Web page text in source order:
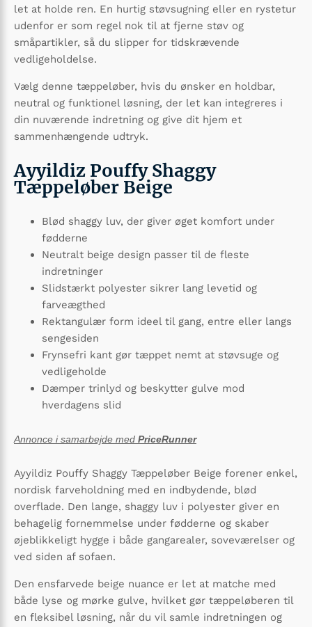
let at holde ren. En hurtig støvsugning eller en rystetur
udenfor er som regel nok til at fjerne støv og
småpartikler, så du slipper for tidskrævende
vedligeholdelse.
Vælg denne tæppeløber, hvis du ønsker en holdbar,
neutral og funktionel løsning, der let kan integreres i
din nuværende indretning og give dit hjem et
sammenhængende udtryk.
Ayyildiz Pouffy Shaggy
Tæppeløber Beige
Blød shaggy luv, der giver øget komfort under
fødderne
Neutralt beige design passer til de fleste
indretninger
Slidstærkt polyester sikrer lang levetid og
farveægthed
Rektangulær form ideel til gang, entre eller langs
sengesiden
Frynsefri kant gør tæppet nemt at støvsuge og
vedligeholde
Dæmper trinlyd og beskytter gulve mod
hverdagens slid
Annonce i samarbejde med PriceRunner
Ayyildiz Pouffy Shaggy Tæppeløber Beige forener enkel,
nordisk farveholdning med en indbydende, blød
overflade. Den lange, shaggy luv i polyester giver en
behagelig fornemmelse under fødderne og skaber
øjeblikkeligt hygge i både gangarealer, soveværelser og
ved siden af sofaen.
Den ensfarvede beige nuance er let at matche med
både lyse og mørke gulve, hvilket gør tæppeløberen til
en fleksibel løsning, når du vil samle indretningen og